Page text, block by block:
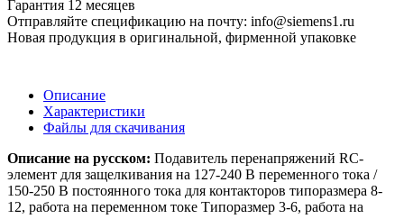
Гарантия 12 месяцев
Отправляйте спецификацию на почту: info@siemens1.ru
Новая продукция в оригинальной, фирменной упаковке
Описание
Характеристики
Файлы для скачивания
Описание на русском: Подавитель перенапряжений RC-
элемент для защелкивания на 127-240 В переменного тока /
150-250 В постоянного тока для контакторов типоразмера 8-
12, работа на переменном токе Типоразмер 3-6, работа на